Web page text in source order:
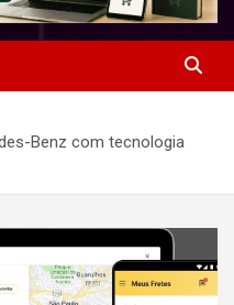
Benz com tecnologia